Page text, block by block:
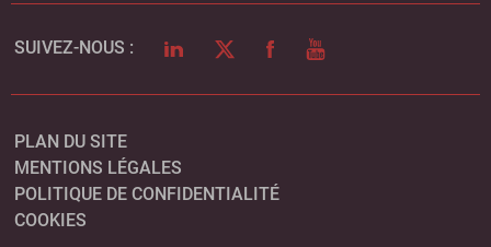
SUIVEZ-NOUS : LINKEDINTWITTERFACEBOOK
YOUTUBE
PLAN DU SITE
MENTIONS LÉGALES
POLITIQUE DE CONFIDENTIALITÉ
COOKIES